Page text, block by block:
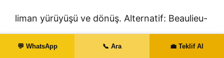
liman yürüyüşü ve dönüş. Alternatif: Beaulieu-
sur-Mer’de Plage des Fourmis.
💬 WhatsApp 📞 Ara 💼 Teklif Al